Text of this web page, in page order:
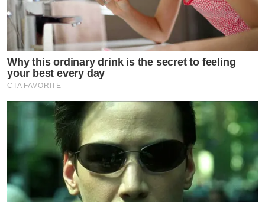
Why this ordinary drink is the secret to feeling
your best every day
CTA FAVORITE